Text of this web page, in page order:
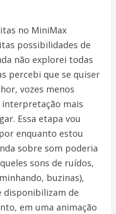
no MiniMax
possibilidades de
não explorei todas
percebi que se quiser
vozes menos
interpretação mais
Essa etapa vou
enquanto estou
sobre som poderia
sons de ruídos,
buzinas),
disponibilizam de
em uma animação